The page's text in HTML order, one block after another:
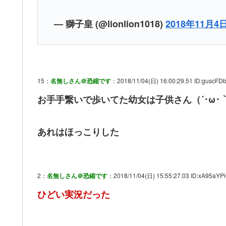
— 獅子皇 (@lionlion1018)2018年11月4
15： 名無しさん＠恐縮です ：2018/11/04(日) 16:00:29.51
お手手繋いで歩いてた幼女は子供さん（´･ω･
あれはほっこりした
2： 名無しさん＠恐縮です ：2018/11/04(日) 15:55:27.03
ひどい実況だった